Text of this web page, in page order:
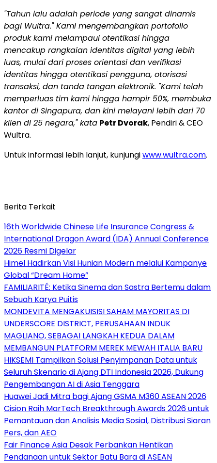
"Tahun lalu adalah periode yang sangat dinamis
bagi Wultra." Kami mengembangkan portofolio
produk kami melampaui otentikasi hingga
mencakup rangkaian identitas digital yang lebih
luas, mulai dari proses orientasi dan verifikasi
identitas hingga otentikasi pengguna, otorisasi
transaksi, dan tanda tangan elektronik. "Kami telah
memperluas tim kami hingga hampir 50%, membuka
kantor di Singapura, dan kini melayani lebih dari 70
klien di 25 negara," kata Petr Dvorak, Pendiri & CEO
Wultra.
Untuk informasi lebih lanjut, kunjungiwww.wultra.com.
Berita Terkait
16th Worldwide Chinese Life Insurance Congress &
International Dragon Award (IDA) Annual Conference
2026 Resmi Digelar
Himel Hadirkan Visi Hunian Modern melalui Kampanye
Global “Dream Home”
FAMILIARITÉ: Ketika Sinema dan Sastra Bertemu dalam
Sebuah Karya Puitis
MONDEVITA MENGAKUISISI SAHAM MAYORITAS DI
UNDERSCORE DISTRICT, PERUSAHAAN INDUK
MAGLIANO, SEBAGAI LANGKAH KEDUA DALAM
MEMBANGUN PLATFORM MEREK MEWAH ITALIA BARU
HIKSEMI Tampilkan Solusi Penyimpanan Data untuk
Seluruh Skenario di Ajang DTI Indonesia 2026, Dukung
Pengembangan AI di Asia Tenggara
Huawei Jadi Mitra bagi Ajang GSMA M360 ASEAN 2026
Cision Raih MarTech Breakthrough Awards 2026 untuk
Pemantauan dan Analisis Media Sosial, Distribusi Siaran
Pers, dan AEO
Fair Finance Asia Desak Perbankan Hentikan
Pendanaan untuk Sektor Batu Bara di ASEAN